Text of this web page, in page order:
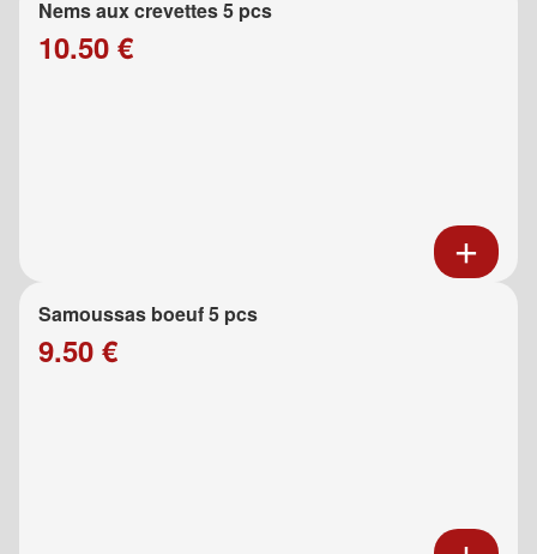
Nems aux crevettes 5 pcs
10.50 €
Samoussas boeuf 5 pcs
9.50 €